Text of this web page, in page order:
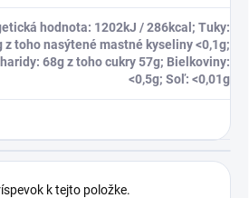
hodnota: 1202kJ / 286kcal; Tuky:
z toho nasýtené mastné kyseliny <0,1g;
68g z toho cukry 57g; Bielkoviny:
<0,5g; Soľ: <0,01g
k tejto položke.